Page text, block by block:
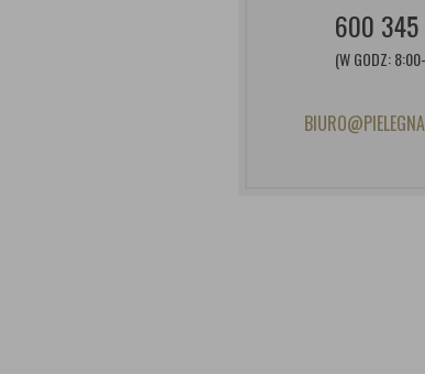
600
(W GODZ: